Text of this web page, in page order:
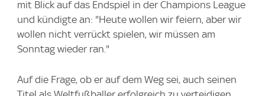
mit Blick auf das Endspiel in der Champions League
und kündigte an: "Heute wollen wir feiern, aber wir
wollen nicht verrückt spielen, wir müssen am
Sonntag wieder ran."
Auf die Frage, ob er auf dem Weg sei, auch seinen